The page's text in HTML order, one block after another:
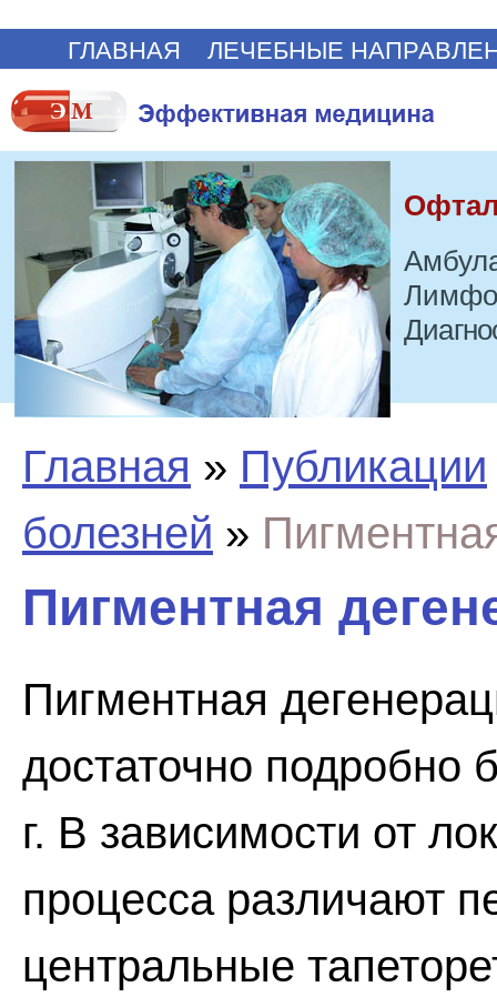
ГЛАВНАЯ ЛЕЧЕБНЫЕ
Главная » Публикации
болезней »
Пигментная
Пигментная
достаточно
г. В зависимости от
процесса различают
центральные